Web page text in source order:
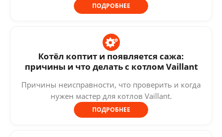
ПОДРОБНЕЕ
Котёл коптит и появляется сажа:
причины и что делать с котлом Vaillant
Причины неисправности, что проверить и когда
нужен мастер для котлов Vaillant.
ПОДРОБНЕЕ